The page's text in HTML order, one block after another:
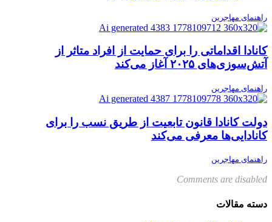
راهنمای مهاجرین
کانادا اقداماتی را برای حمایت از افراد متاثر از
آتش‌سوزی‌های ۲۰۲۵ آغاز می‌کند
راهنمای مهاجرین
دولت کانادا قانون تابعیت از طریق نسب را برای
کانادایی‌ها معرفی می‌کند
راهنمای مهاجرین
Comments are disabled
دسته مقالات